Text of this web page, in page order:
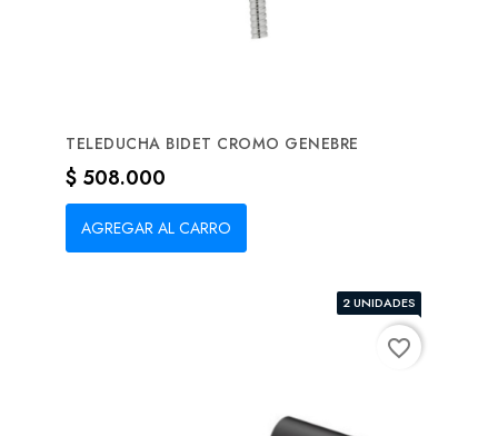
TELEDUCHA BIDET CROMO GENEBRE
Precio
$ 508.000
AGREGAR AL CARRO
2 UNIDADES
favorite_border